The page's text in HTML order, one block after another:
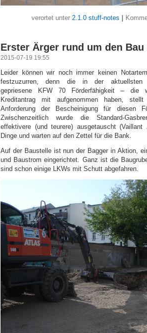
verortet unter 2.1.0 stuff-notes
Erster Ärger rund um den Bau
2015-07-19 19:55
Leider können wir noch immer keinen
festzuzurren, denn die in der aktuellsten
gepriesene KFW 70 Förderfähigkeit – die
Kreditantrag mit aufgenommen haben,
Anforderung der Bescheinigung für diesen
Zwischenzeitlich wurde die Standard-
effektivere (und teurere) ausgetauscht (Vaillant
Dinge und warten auf den Zettel für die Bank.
Auf der Baustelle ist nun der Bagger in Aktion,
und Baustrom eingerichtet. Ganz ist die
sind schon einige LKWs mit Schutt abgefahren.